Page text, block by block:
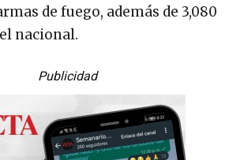
de fuego, además de 3,080
nacional.
Publicidad